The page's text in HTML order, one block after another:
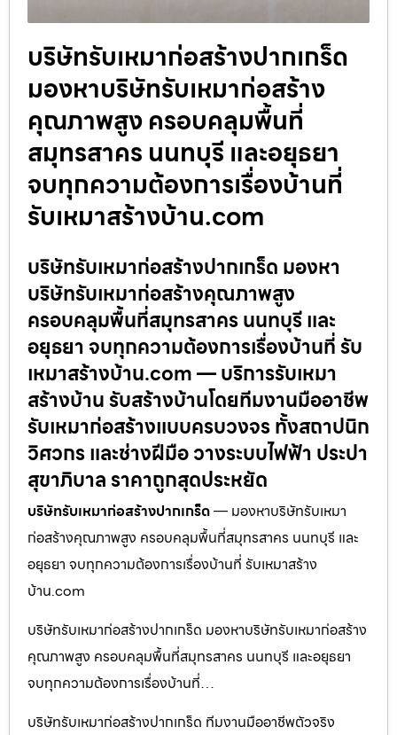
บริษัทรับเหมาก่อสร้างปากเกร็ด
มองหาบริษัทรับเหมาก่อสร้าง
คุณภาพสูง ครอบคลุมพื้นที่
สมุทรสาคร นนทบุรี และอยุธยา
จบทุกความต้องการเรื่องบ้านที่
รับเหมาสร้างบ้าน.com
บริษัทรับเหมาก่อสร้างปากเกร็ด มองหา
บริษัทรับเหมาก่อสร้างคุณภาพสูง
ครอบคลุมพื้นที่สมุทรสาคร นนทบุรี และ
อยุธยา จบทุกความต้องการเรื่องบ้านที่ รับ
เหมาสร้างบ้าน.com — บริการรับเหมา
สร้างบ้าน รับสร้างบ้านโดยทีมงานมืออาชีพ
รับเหมาก่อสร้างแบบครบวงจร ทั้งสถาปนิก
วิศวกร และช่างฝีมือ วางระบบไฟฟ้า ประปา
สุขาภิบาล ราคาถูกสุดประหยัด
บริษัทรับเหมาก่อสร้างปากเกร็ด— มองหาบริษัทรับเหมา
ก่อสร้างคุณภาพสูง ครอบคลุมพื้นที่สมุทรสาคร นนทบุรี และ
อยุธยา จบทุกความต้องการเรื่องบ้านที่ รับเหมาสร้าง
บ้าน.com
บริษัทรับเหมาก่อสร้างปากเกร็ด มองหาบริษัทรับเหมาก่อสร้าง
คุณภาพสูง ครอบคลุมพื้นที่สมุทรสาคร นนทบุรี และอยุธยา
จบทุกความต้องการเรื่องบ้านที่…
บริษัทรับเหมาก่อสร้างปากเกร็ด ทีมงานมืออาชีพตัวจริง